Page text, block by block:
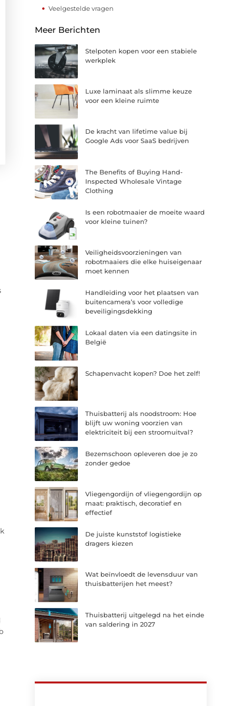
Veelgestelde vragen
Meer Berichten
Stelpoten kopen voor een stabiele
werkplek
Luxe laminaat als slimme keuze
voor een kleine ruimte
De kracht van lifetime value bij
Google Ads voor SaaS bedrijven
The Benefits of Buying Hand-
Inspected Wholesale Vintage
Clothing
Is een robotmaaier de moeite waard
voor kleine tuinen?
Veiligheidsvoorzieningen van
robotmaaiers die elke huiseigenaar
moet kennen
Handleiding voor het plaatsen van
buitencamera’s voor volledige
beveiligingsdekking
Lokaal daten via een datingsite in
België
Schapenvacht kopen? Doe het zelf!
Thuisbatterij als noodstroom: Hoe
blijft uw woning voorzien van
elektriciteit bij een stroomuitval?
Bezemschoon opleveren doe je zo
zonder gedoe
Vliegengordijn of vliegengordijn op
maat: praktisch, decoratief en
effectief
De juiste kunststof logistieke
dragers kiezen
Wat beïnvloedt de levensduur van
thuisbatterijen het meest?
Thuisbatterij uitgelegd na het einde
van saldering in 2027